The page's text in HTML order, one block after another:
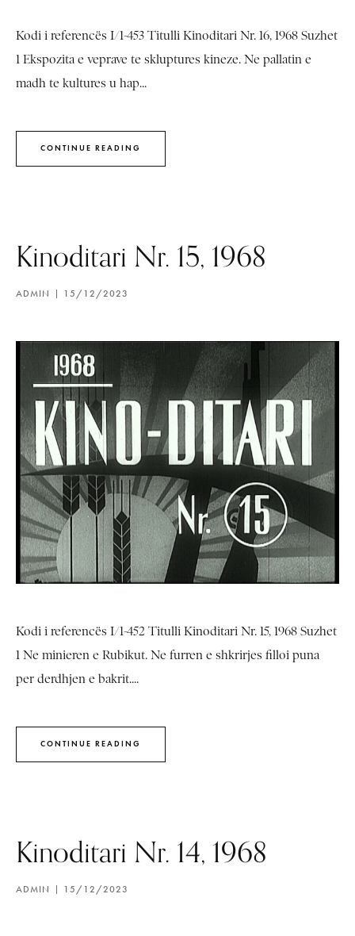
Kodi i referencës I/1-453 Titulli Kinoditari Nr. 16, 1968 Suzhet
1 Ekspozita e veprave te skluptures kineze. Ne pallatin e
madh te kultures u hap...
CONTINUE READING
Kinoditari Nr. 15, 1968
ADMIN 15/12/2023
Kodi i referencës I/1-452 Titulli Kinoditari Nr. 15, 1968 Suzhet
1 Ne minieren e Rubikut. Ne furren e shkrirjes filloi puna
per derdhjen e bakrit....
CONTINUE READING
Kinoditari Nr. 14, 1968
ADMIN 15/12/2023